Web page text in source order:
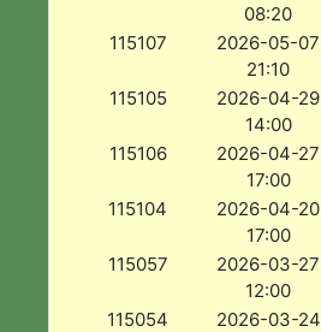
08:20
115107
2026-05-07
21:10
115105
2026-04-29
14:00
115106
2026-04-27
17:00
115104
2026-04-20
17:00
115057
2026-03-27
12:00
115054
2026-03-24